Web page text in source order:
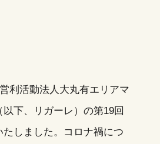
利活動法人大丸有エリアマ
下、リガーレ）の第19回
しました。コロナ禍につ